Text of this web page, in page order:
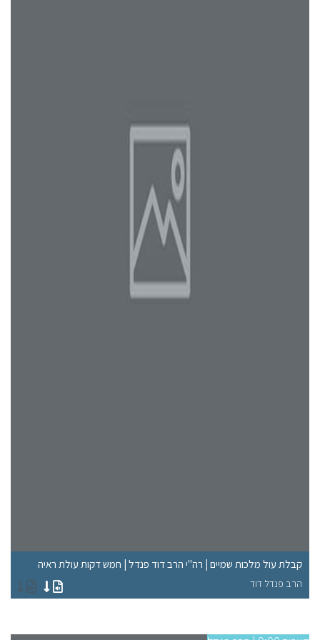
קבלת עול מלכות שמיים | רה"י הרב דוד פנדל | חמש דקות עולת ראיה
הרב פנדל דוד